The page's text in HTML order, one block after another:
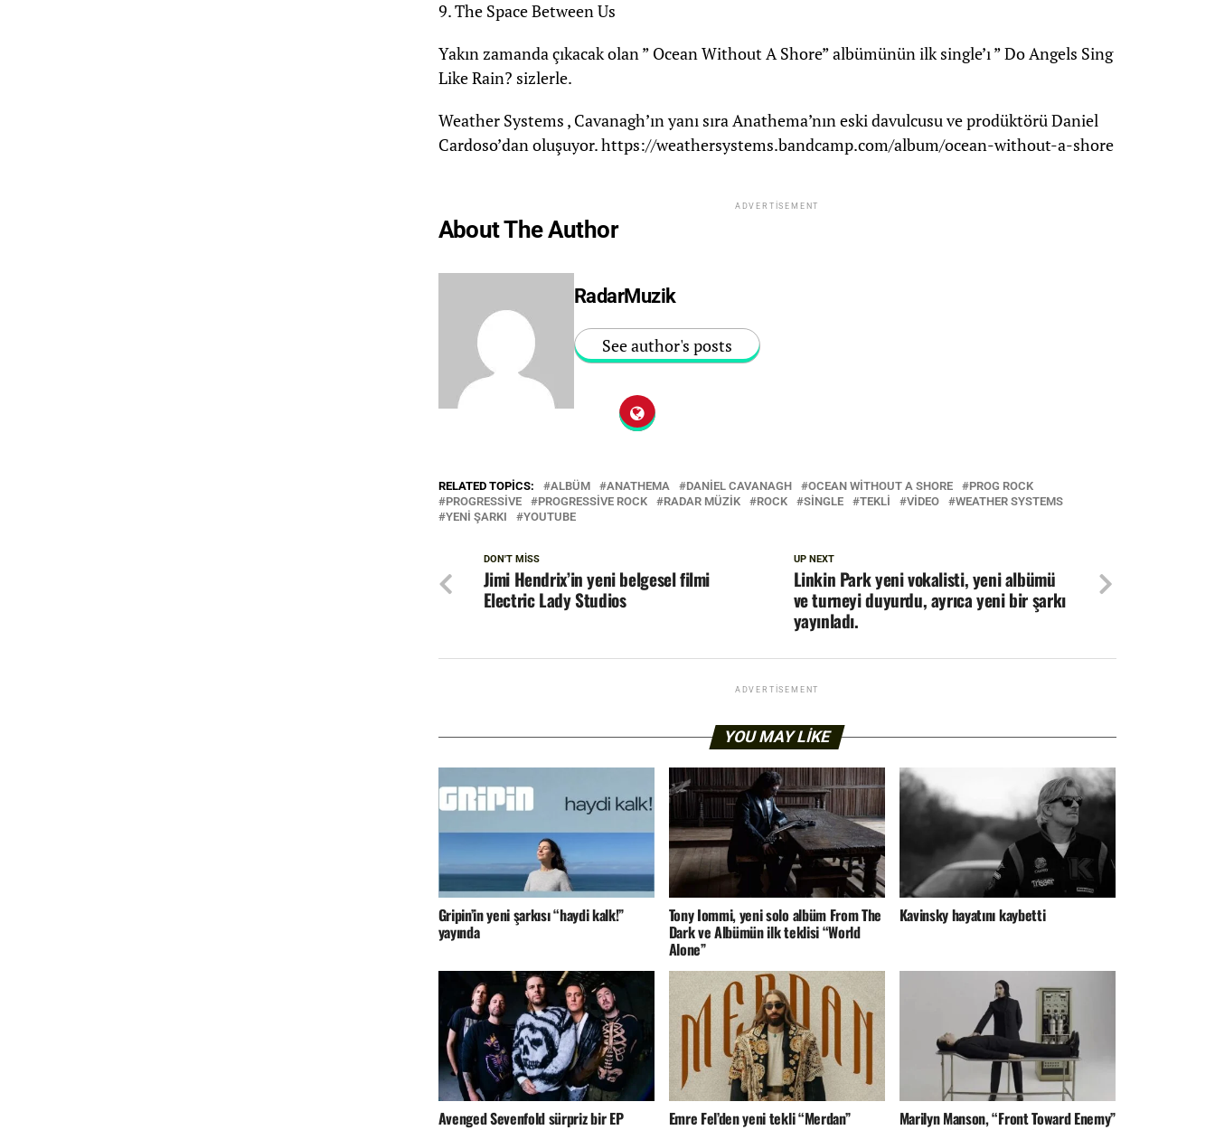
9. The Space Between Us
Yakın zamanda çıkacak olan ” Ocean Without A Shore” albümünün ilk single’ı ” Do Angels Sing
Like Rain? sizlerle.
Weather Systems , Cavanagh’ın yanı sıra Anathema’nın eski davulcusu ve prodüktörü Daniel
Cardoso’dan oluşuyor. https://weathersystems.bandcamp.com/album/ocean-without-a-shore
ADVERTISEMENT
About The Author
RadarMuzik
See author's posts
RELATED TOPICS: ALBÜM ANATHEMA DANIEL CAVANAGH OCEAN WITHOUT A SHORE
PROG ROCK
PROGRESSIVE
PROGRESSIVE ROCK RADAR MÜZIK ROCK SINGLE TEKLI VIDEO
WEATHER SYSTEMS
YENI ŞARKI
YOUTUBE
UP NEXT
Linkin Park yeni vokalisti, yeni albümü
ve turneyi duyurdu, ayrıca yeni bir şarkı
yayınladı.
DON'T MISS
Jimi Hendrix’in yeni belgesel filmi
Electric Lady Studios
ADVERTISEMENT
YOU MAY LIKE
Gripin’in yeni şarkısı “haydi kalk!”
yayında
Tony Iommi, yeni solo albüm From The
Dark ve Albümün ilk teklisi “World
Alone”
Kavinsky hayatını kaybetti
Avenged Sevenfold sürpriz bir EP Emre Fel’den yeni tekli “Merdan” Marilyn Manson, “Front Toward Enemy”